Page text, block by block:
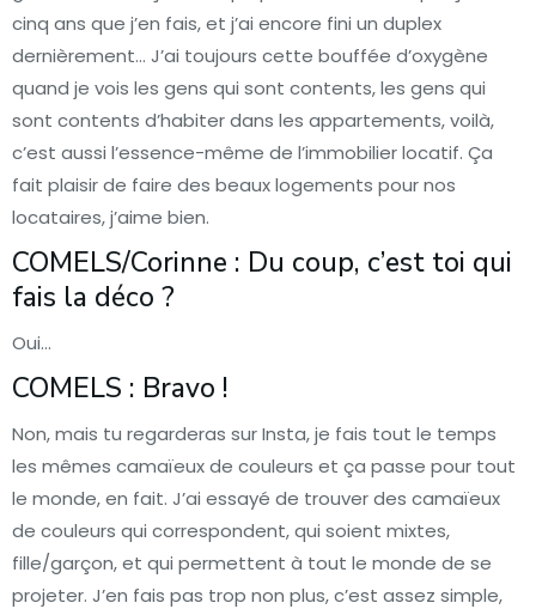
cinq ans que j’en fais, et j’ai encore fini un duplex
dernièrement… J’ai toujours cette bouffée d’oxygène
quand je vois les gens qui sont contents, les gens qui
sont contents d’habiter dans les appartements, voilà,
c’est aussi l’essence-même de l’immobilier locatif. Ça
fait plaisir de faire des beaux logements pour nos
locataires, j’aime bien.
COMELS/Corinne : Du coup, c’est toi qui
fais la déco ?
Oui…
COMELS : Bravo !
Non, mais tu regarderas sur Insta, je fais tout le temps
les mêmes camaïeux de couleurs et ça passe pour tout
le monde, en fait. J’ai essayé de trouver des camaïeux
de couleurs qui correspondent, qui soient mixtes,
fille/garçon, et qui permettent à tout le monde de se
projeter. J’en fais pas trop non plus, c’est assez simple,